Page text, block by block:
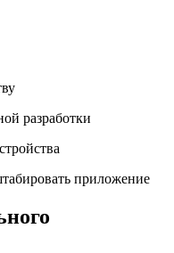
разработки
приложение